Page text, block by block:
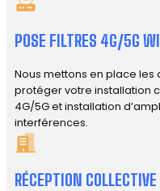
POSE FILTRES 4G/5G
Nous mettons en place
protéger votre installation
4G/5G et installation
interférences.
RÉCEPTION COLLECTIVE